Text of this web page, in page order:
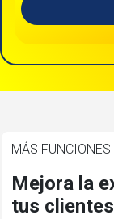
MÁS FUNCIONES
Mejora la
tus clientes